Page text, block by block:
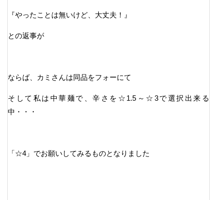
『やったことは無いけど、大丈夫！』
との返事が
ならば、カミさんは同品をフォーにて
そして私は中華麺で、辛さを☆1.5～☆3で選択出来る
中・・・
「☆4」でお願いしてみるものとなりました